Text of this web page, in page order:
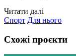
Читати далі
Спорт Для нього
Схожі проєкти